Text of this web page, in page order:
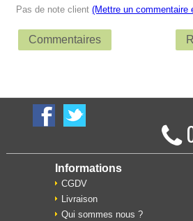
Pas de note client(Mettre un commentaire
Commentaires
Informations
CGDV
Livraison
Qui sommes nous ?